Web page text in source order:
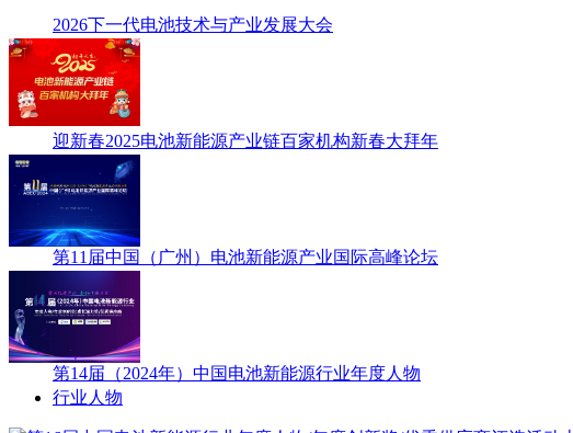
2026下一代电池技术与产业发展大会
迎新春2025电池新能源产业链百家机构新春大拜年
第11届中国（广州）电池新能源产业国际高峰论坛
第14届（2024年）中国电池新能源行业年度人物
行业人物